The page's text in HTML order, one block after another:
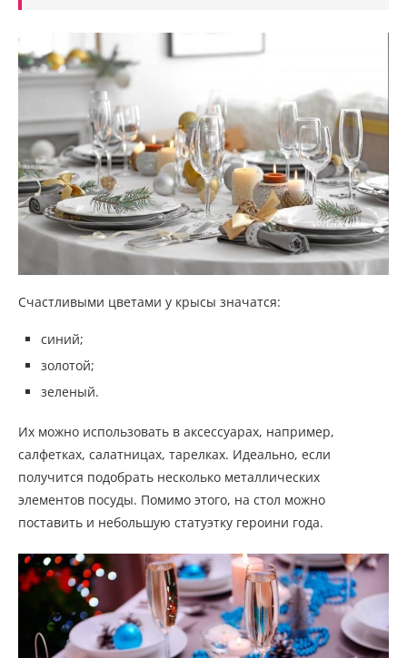
Счастливыми цветами у крысы значатся:
синий;
золотой;
зеленый.
Их можно использовать в аксессуарах, например,
салфетках, салатницах, тарелках. Идеально, если
получится подобрать несколько металлических
элементов посуды. Помимо этого, на стол можно
поставить и небольшую статуэтку героини года.